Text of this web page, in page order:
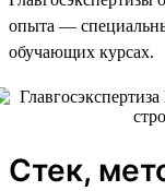
опыта —
обучающих курсах.
Стек,